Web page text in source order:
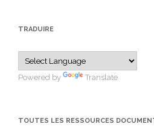
TRADUIRE
Powered by Translate
TOUTES LES RESSOURCES